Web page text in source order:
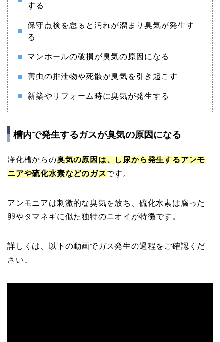
する
保守点検を怠ると汚れが溜まり臭気が発生す
る
マンホールの破損が臭気の原因になる
害虫の排泄物や死骸が臭気を引き起こす
新築やリフォーム時に臭気が発生する
槽内で発生するガスが臭気の原因になる
浄化槽からの臭気の原因は、し尿から発生するアンモ
ニアや硫化水素などのガスです。
アンモニアは刺激的な臭気を放ち、硫化水素は腐った
卵やタマネギに似た独特のニオイが特徴です。
詳しくは、以下の動画でガス発生の過程をご確認くだ
さい。